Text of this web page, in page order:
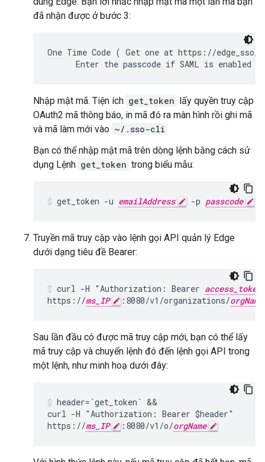
đã nhận được ở bước 3:
One Time Code ( Get one at https://
Enter the passcode if SAML is enabled
Nhập mật mã. Tiện ích get_token lấy quyền truy cập
OAuth2 mã thông báo, in mã đó ra màn hình rồi ghi mã
và mã làm mới vào ~/.sso-cli
Bạn có thể nhập mật mã trên dòng lệnh bằng cách sử
dụng Lệnh get_token trong biểu mẫu:
get_token -u emailAddress -p passcode
Truyền mã truy cập vào lệnh gọi API quản lý Edge
dưới dạng tiêu đề Bearer:
curl -H "Authorization: Bearer access_token
https://ms_IP :8080/v1/organizations/orgName
Sau lần đầu có được mã truy cập mới, bạn có thể lấy
mã truy cập và chuyển lệnh đó đến lệnh gọi API trong
một lệnh, như minh hoạ dưới đây:
header=`get_token` &&
curl -H "Authorization: Bearer $header"
https://ms_IP :8080/v1/o/orgName